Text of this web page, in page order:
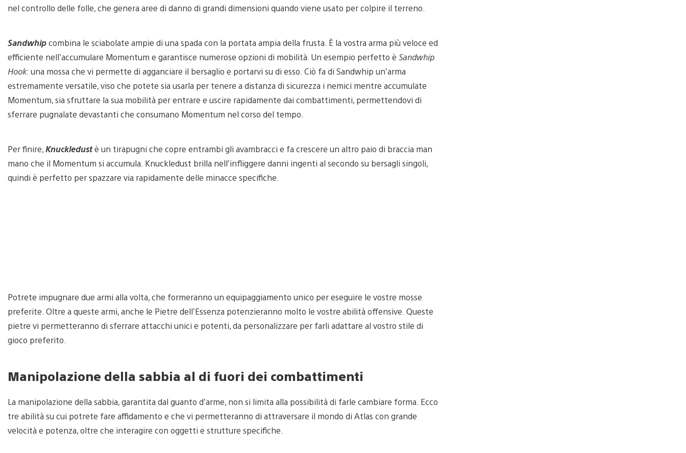
nel controllo delle folle, che genera aree di danno di grandi dimensioni quando viene usato per colpire il terreno.
Sandwhipcombina le sciabolate ampie di una spada con la portata ampia della frusta. È la vostra arma più veloce ed
efficiente nell’accumulare Momentum e garantisce numerose opzioni di mobilità. Un esempio perfetto è Sandwhip
Hook: una mossa che vi permette di agganciare il bersaglio e portarvi su di esso. Ciò fa di Sandwhip un’arma
estremamente versatile, viso che potete sia usarla per tenere a distanza di sicurezza i nemici mentre accumulate
Momentum, sia sfruttare la sua mobilità per entrare e uscire rapidamente dai combattimenti, permettendovi di
sferrare pugnalate devastanti che consumano Momentum nel corso del tempo.
Per finire,Knuckledustè un tirapugni che copre entrambi gli avambracci e fa crescere un altro paio di braccia man
mano che il Momentum si accumula. Knuckledust brilla nell’infliggere danni ingenti al secondo su bersagli singoli,
quindi è perfetto per spazzare via rapidamente delle minacce specifiche.
Potrete impugnare due armi alla volta, che formeranno un equipaggiamento unico per eseguire le vostre mosse
preferite. Oltre a queste armi, anche le Pietre dell’Essenza potenzieranno molto le vostre abilità offensive. Queste
pietre vi permetteranno di sferrare attacchi unici e potenti, da personalizzare per farli adattare al vostro stile di
gioco preferito.
Manipolazione della sabbia al di fuori dei combattimenti
La manipolazione della sabbia, garantita dal guanto d’arme, non si limita alla possibilità di farle cambiare forma. Ecco
tre abilità su cui potrete fare affidamento e che vi permetteranno di attraversare il mondo di Atlas con grande
velocità e potenza, oltre che interagire con oggetti e strutture specifiche.